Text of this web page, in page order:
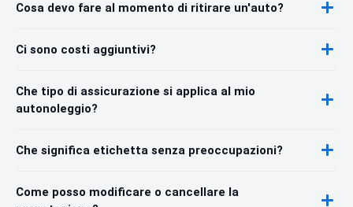
Cosa devo fare al momento di ritirare un'auto?
Ci sono costi aggiuntivi?
Che tipo di assicurazione si applica al mio
autonoleggio?
Che significa etichetta senza preoccupazioni?
Come posso modificare o cancellare la